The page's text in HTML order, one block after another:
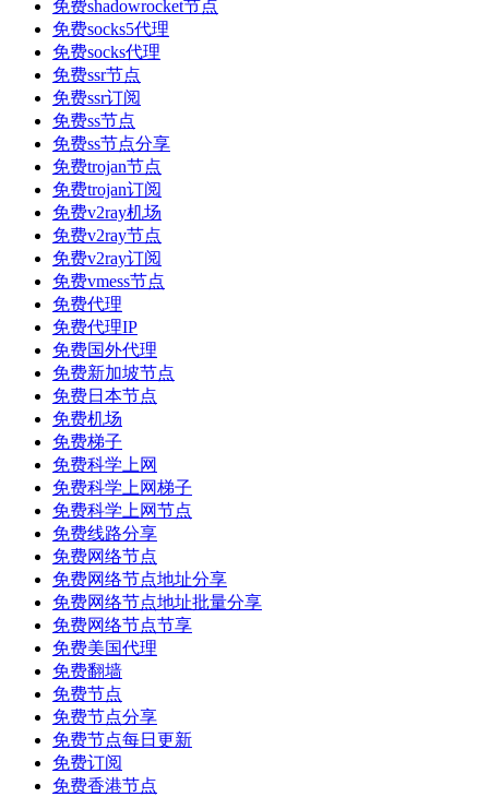
免费shadowrocket节点
免费socks5代理
免费socks代理
免费ssr节点
免费ssr订阅
免费ss节点
免费ss节点分享
免费trojan节点
免费trojan订阅
免费v2ray机场
免费v2ray节点
免费v2ray订阅
免费vmess节点
免费代理
免费代理IP
免费国外代理
免费新加坡节点
免费日本节点
免费机场
免费梯子
免费科学上网
免费科学上网梯子
免费科学上网节点
免费线路分享
免费网络节点
免费网络节点地址分享
免费网络节点地址批量分享
免费网络节点节享
免费美国代理
免费翻墙
免费节点
免费节点分享
免费节点每日更新
免费订阅
免费香港节点